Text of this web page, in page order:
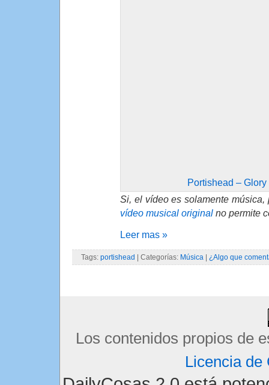
Portishead – Glory
Si, el vídeo es solamente
vídeo musical original no permite
Leer mas »
Tags: portishead | Categorías: Música | ¿Algo que
Los contenidos propios de
Licencia de